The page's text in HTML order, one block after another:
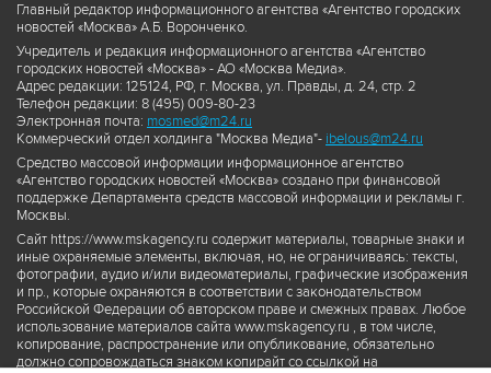
Главный редактор информационного агентства «Агентство городских
новостей «Москва» А.Б. Воронченко.
Учредитель и редакция информационного агентства «Агентство
городских новостей «Москва» - АО «Москва Медиа».
Адрес редакции: 125124, РФ, г. Москва, ул. Правды, д. 24, стр. 2
Телефон редакции: 8 (495) 009-80-23
Электронная почта: mosmed@m24.ru
Коммерческий отдел холдинга "Москва Медиа"- ibelous@m24.ru
Средство массовой информации информационное агентство
«Агентство городских новостей «Москва» создано при финансовой
поддержке Департамента средств массовой информации и рекламы г.
Москвы.
Сайт https://www.mskagency.ru содержит материалы, товарные знаки и
иные охраняемые элементы, включая, но, не ограничиваясь: тексты,
фотографии, аудио и/или видеоматериалы, графические изображения
и пр., которые охраняются в соответствии с законодательством
Российской Федерации об авторском праве и смежных правах. Любое
использование материалов сайта www.mskagency.ru , в том числе,
копирование, распространение или опубликование, обязательно
должно сопровождаться знаком копирайт со ссылкой на